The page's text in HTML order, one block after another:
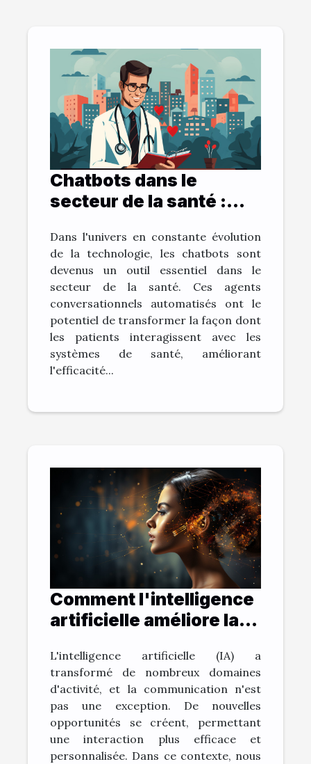
Chatbots dans le
secteur de la santé :
Dans l'univers en constante évolution
de la technologie, les chatbots sont
devenus un outil essentiel dans le
secteur de la santé. Ces agents
conversationnels automatisés ont le
potentiel de transformer la façon dont
les patients interagissent avec les
systèmes de santé, améliorant
l'efficacité...
Comment l'intelligence
artificielle améliore la
de ChatGPT
L'intelligence artificielle (IA) a
transformé de nombreux domaines
d'activité, et la communication n'est
pas une exception. De nouvelles
opportunités se créent, permettant
une interaction plus efficace et
personnalisée. Dans ce contexte, nous